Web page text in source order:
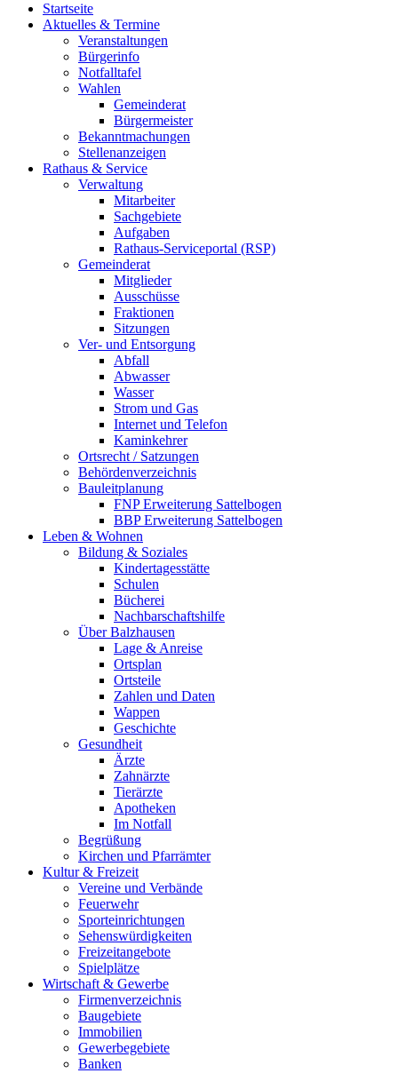
Startseite
Aktuelles & Termine
Veranstaltungen
Bürgerinfo
Notfalltafel
Wahlen
Gemeinderat
Bürgermeister
Bekanntmachungen
Stellenanzeigen
Rathaus & Service
Verwaltung
Mitarbeiter
Sachgebiete
Aufgaben
Rathaus-Serviceportal (RSP)
Gemeinderat
Mitglieder
Ausschüsse
Fraktionen
Sitzungen
Ver- und Entsorgung
Abfall
Abwasser
Wasser
Strom und Gas
Internet und Telefon
Kaminkehrer
Ortsrecht / Satzungen
Behördenverzeichnis
Bauleitplanung
FNP Erweiterung Sattelbogen
BBP Erweiterung Sattelbogen
Leben & Wohnen
Bildung & Soziales
Kindertagesstätte
Schulen
Bücherei
Nachbarschaftshilfe
Über Balzhausen
Lage & Anreise
Ortsplan
Ortsteile
Zahlen und Daten
Wappen
Geschichte
Gesundheit
Ärzte
Zahnärzte
Tierärzte
Apotheken
Im Notfall
Begrüßung
Kirchen und Pfarrämter
Kultur & Freizeit
Vereine und Verbände
Feuerwehr
Sporteinrichtungen
Sehenswürdigkeiten
Freizeitangebote
Spielplätze
Wirtschaft & Gewerbe
Firmenverzeichnis
Baugebiete
Immobilien
Gewerbegebiete
Banken